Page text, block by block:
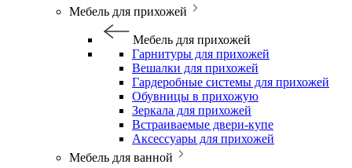
Мебель для прихожей
Мебель для прихожей
Гарнитуры для прихожей
Вешалки для прихожей
Гардеробные системы для прихожей
Обувницы в прихожую
Зеркала для прихожей
Встраиваемые двери-купе
Аксессуары для прихожей
Мебель для ванной